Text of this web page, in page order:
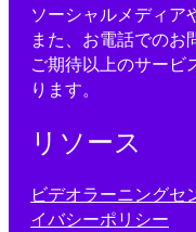
ソーシャルメディア
また、お電話でのお
ご期待以上のサービ
ります。
リソース
ビデオラーニングセ
イバシーポリシー